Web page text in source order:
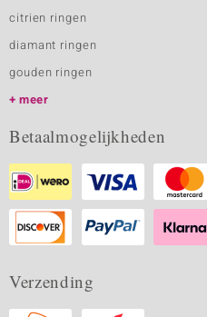
citrien ringen
diamant ringen
gouden ringen
meer
Betaalmogelijkheden
Verzending